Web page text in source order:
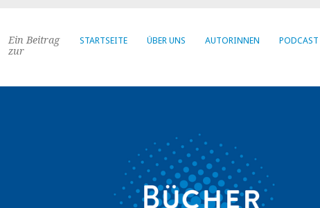
STARTSEITE ÜBER UNS AUTORINNEN PODCAST
Ein Beitrag
zur